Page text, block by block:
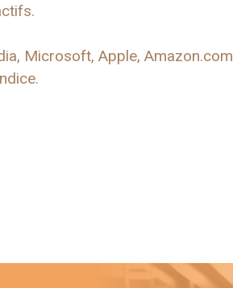
Microsoft, Apple, Amazon.com